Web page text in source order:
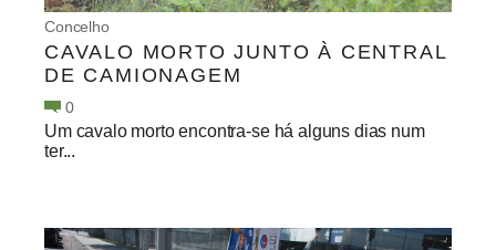
Concelho
CAVALO MORTO JUNTO À CENTRAL
DE CAMIONAGEM
0
Um cavalo morto encontra-se há alguns dias num
ter...